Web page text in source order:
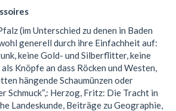
(im Unterschied zu denen in Baden
generell durch ihre Einfachheit auf:
keine Gold- und Silberflitter, keine
Knöpfe an dass Röcken und Westen,
hängende Schaumünzen oder
Schmuck“,: Herzog, Fritz: Die Tracht in
Landeskunde, Beiträge zu Geographie,